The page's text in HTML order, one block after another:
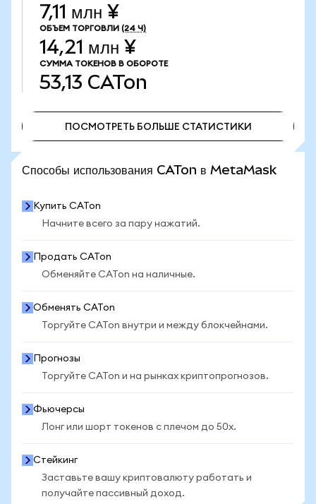
7,11 млн ¥
ОБЪЕМ ТОРГОВЛИ (24 Ч)
14,21 млн ¥
СУММА ТОКЕНОВ В ОБОРОТЕ
53,13 CATon
ПОСМОТРЕТЬ БОЛЬШЕ СТАТИСТИКИ
Способы использования CATon в MetaMask
Купить CATon
Начните всего за пару нажатий.
Продать CATon
Обменяйте CATon на наличные.
Обменять CATon
Торгуйте CATon внутри и между блокчейнами.
Прогнозы
Торгуйте CATon и на рынках криптопрогнозов.
Фьючерсы
Лонг или шорт токенов с плечом до 50x.
Стейкинг
Заставьте вашу криптовалюту работать и
получайте пассивный доход.